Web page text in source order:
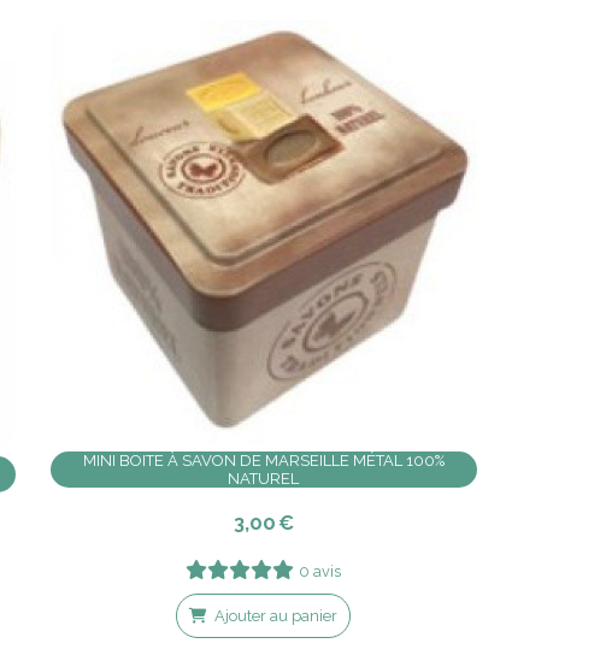
MINI BOITE À SAVON DE MARSEILLE MÉTAL 100%
NATUREL
3,00 €
0 avis
Ajouter au panier